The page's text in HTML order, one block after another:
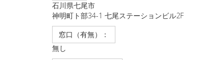
石川県七尾市
神明町ト部34-1 七尾ステーションビル2F
窓口（有無）：
無し